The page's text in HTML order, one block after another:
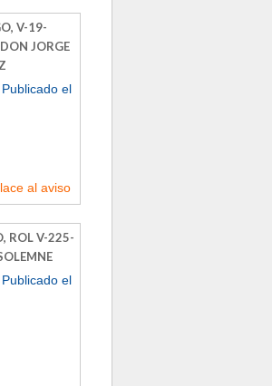
V-19-
JORGE
Publicado el
al aviso
ROL V-225-
Publicado el